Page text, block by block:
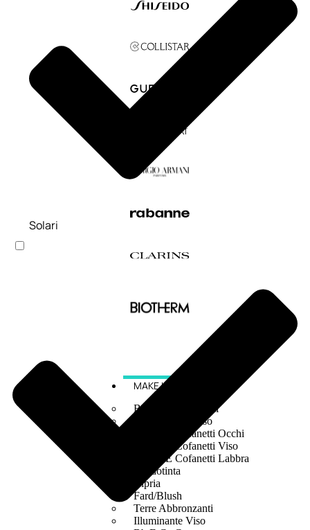
MAKE UP
Base/ Primer Occhi
Base/ Primer Viso
Palette E Cofanetti Occhi
Palette E Cofanetti Viso
Palette E Cofanetti Labbra
Fondotinta
Cipria
Fard/Blush
Terre Abbronzanti
Illuminante Viso
Solari